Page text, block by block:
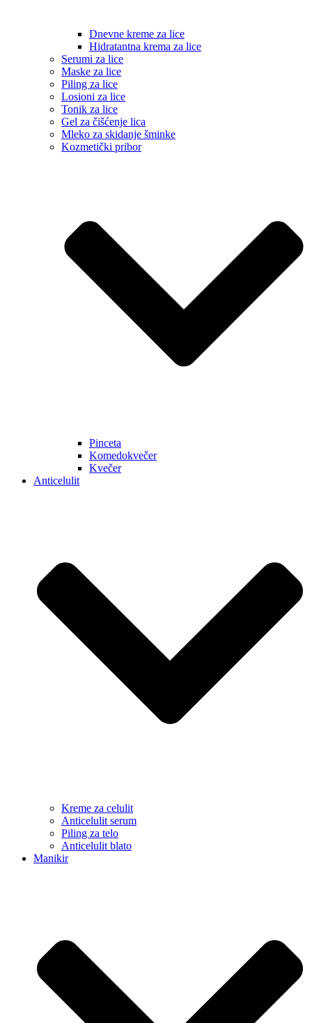
Dnevne kreme za lice
Hidratantna krema za lice
Serumi za lice
Maske za lice
Piling za lice
Losioni za lice
Tonik za lice
Gel za čišćenje lica
Mleko za skidanje šminke
Kozmetički pribor
Pinceta
Komedokvečer
Kvečer
Anticelulit
Kreme za celulit
Anticelulit serum
Piling za telo
Anticelulit blato
Manikir